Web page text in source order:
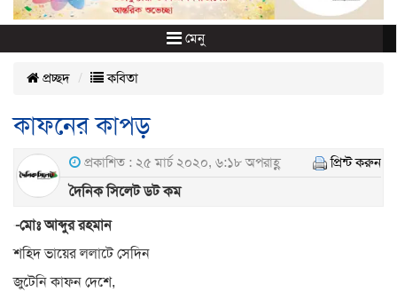
মেনু
প্রচ্ছদ কবিতা
কাফনের কাপড়
প্রকাশিত : ২৫ মার্চ ২০২০, ৬:১৮ অপরাহ্ণ প্রিন্ট করুন
দৈনিক সিলেট ডট কম
-মোঃ আব্দুর রহমান
শহিদ ভায়ের ললাটে সেদিন
জুটেনি কাফন দেশে,